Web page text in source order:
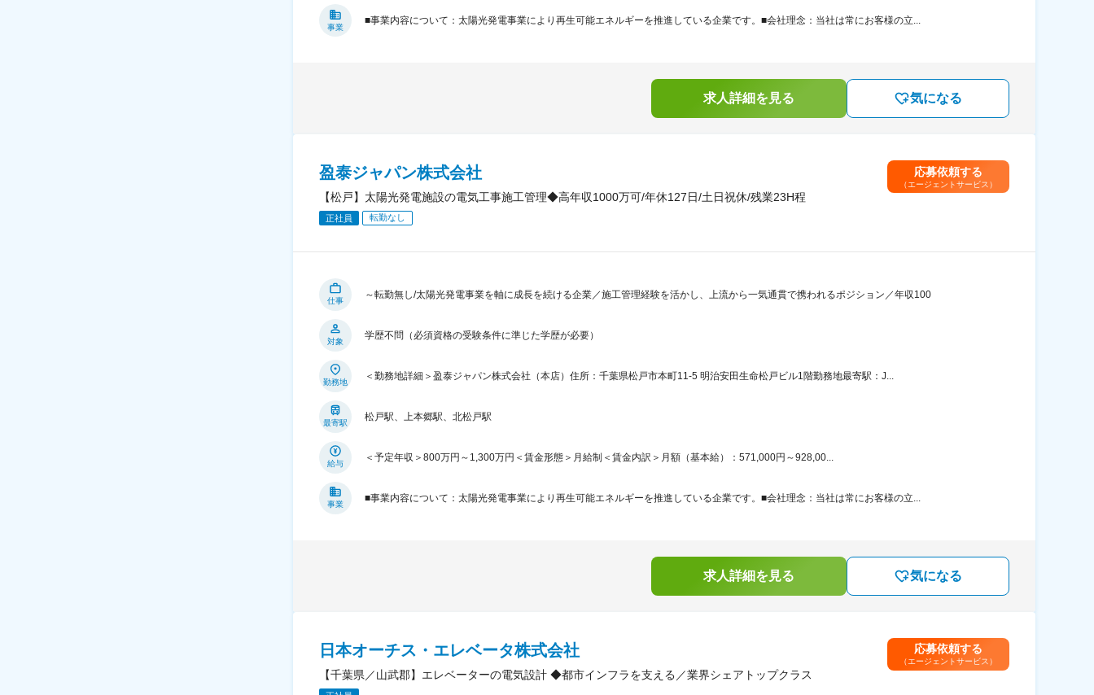
事業
■事業内容について：太陽光発電事業により再生可能エネルギーを推進している企業です。■会社理念：当社は常にお客様の立...
求人詳細を見る 気になる
盈泰ジャパン株式会社
【松戸】太陽光発電施設の電気工事施工管理◆高年収1000万可/年休127日/土日祝休/残業23H程
正社員 転勤なし
応募依頼する
（エージェントサービス）
仕事
～転勤無し/太陽光発電事業を軸に成長を続ける企業／施工管理経験を活かし、上流から一気通貫で携われるポジション／年収100
対象
学歴不問（必須資格の受験条件に準じた学歴が必要）
勤務地
＜勤務地詳細＞盈泰ジャパン株式会社（本店）住所：千葉県松戸市本町11-5 明治安田生命松戸ビル1階勤務地最寄駅：J...
最寄駅
松戸駅、上本郷駅、北松戸駅
給与
＜予定年収＞800万円～1,300万円＜賃金形態＞月給制＜賃金内訳＞月額（基本給）：571,000円～928,00...
事業
■事業内容について：太陽光発電事業により再生可能エネルギーを推進している企業です。■会社理念：当社は常にお客様の立...
求人詳細を見る 気になる
日本オーチス・エレベータ株式会社
【千葉県／山武郡】エレベーターの電気設計 ◆都市インフラを支える／業界シェアトップクラス
応募依頼する
（エージェントサービス）